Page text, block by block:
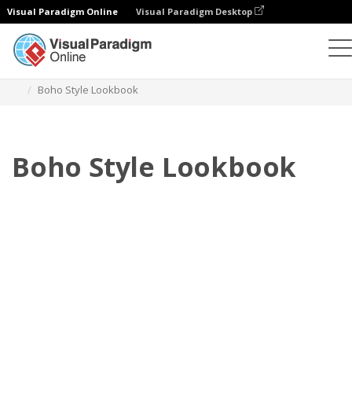
Visual Paradigm Online Visual Paradigm Desktop
Boho Style Lookbook
Boho Style Lookbook